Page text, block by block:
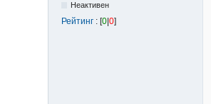
Неактивен
Рейтинг : [0 |0]